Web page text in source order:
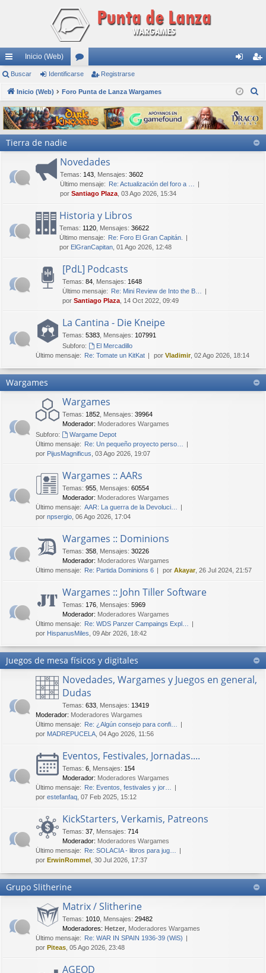
nl
ac
es
rá
pi
Inicio (Web)
or
os nti
fic
ar
ist
ra
rs
e
Buscar Identificarse Registrarse
Inicio (Web) Foro Punta de Lanza Wargames
s
c
Tierra de nadie
Novedades
Temas: 143 Mensajes: 3602
Último mensaje: Re: Actualización del foro a …
por Santiago Plaza , 03 Ago 2026, 15:34
Historia y Libros
Temas: 1120 Mensajes: 36622
Último mensaje: Re: Foro El Gran Capitán.
por ElGranCapitan , 01 Ago 2026, 12:48
[PdL] Podcasts
Temas: 84 Mensajes: 1648
Último mensaje: Re: Mini Review de Into the B…
por Santiago Plaza , 14 Oct 2022, 09:49
La Cantina - Die Kneipe
Temas: 5383 Mensajes: 107991
Subforo:
El Mercadillo
Último mensaje: Re: Tomate un KitKat por Vladimir, 02 Ago 2026, 18:14
Wargames
Wargames
Temas: 1852 Mensajes: 39964
Moderador: Moderadores Wargames
Subforo:
Wargame Depot
Último mensaje: Re: Un pequeño proyecto perso…
por PijusMagnificus , 03 Ago 2026, 19:07
Wargames :: AARs
Temas: 955 Mensajes: 60554
Moderador: Moderadores Wargames
Último mensaje: AAR: La guerra de la Devoluci…
por npsergio , 06 Ago 2026, 17:04
Wargames :: Dominions
Temas: 358 Mensajes: 30226
Moderador: Moderadores Wargames
Último mensaje: Re: Partida Dominions 6 por Akayar, 26 Jul 2024, 21:57
Wargames :: John Tiller Software
Temas: 176 Mensajes: 5969
Moderador: Moderadores Wargames
Último mensaje: Re: WDS Panzer Campaings Expl…
por HispanusMiles , 09 Abr 2026, 18:42
Juegos de mesa físicos y digitales
Novedades, Wargames y Juegos en general,
Dudas
Temas: 633 Mensajes: 13419
Moderador: Moderadores Wargames
Último mensaje: Re: ¿Algún consejo para confi…
por MADREPUCELA , 04 Ago 2026, 11:56
Eventos, Festivales, Jornadas....
Temas: 6 Mensajes: 154
Moderador: Moderadores Wargames
Último mensaje: Re: Eventos, festivales y jor…
por estefanfaq , 07 Feb 2025, 15:12
KickStarters, Verkamis, Patreons
Temas: 37 Mensajes: 714
Moderador: Moderadores Wargames
Último mensaje: Re: SOLACIA - libros para jug…
por ErwinRommel , 30 Jul 2026, 17:37
Grupo Slitherine
Matrix / Slitherine
Temas: 1010 Mensajes: 29482
Moderadores: Hetzer Moderadores Wargames
Último mensaje: Re: WAR IN SPAIN 1936-39 (WiS)
por Piteas , 05 Ago 2026, 23:48
AGEOD